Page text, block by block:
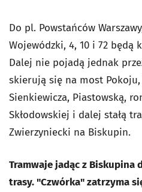
Do pl. Powstańców
Wojewódzki, 4, 10 i 72 będą
Dalej nie pojadą jednak
skierują się na most Pokoju,
Sienkiewicza, Piastowską,
Skłodowskiej i dalej stałą
Zwierzyniecki na Biskupin.
Tramwaje jadąc z Biskupina
trasy. "Czwórka" zatrzyma